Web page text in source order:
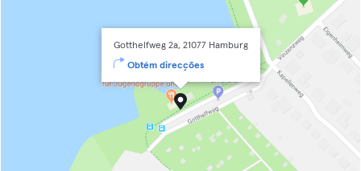
Gotthelfweg 2a, 21077 Hamburg
Obtém direcções